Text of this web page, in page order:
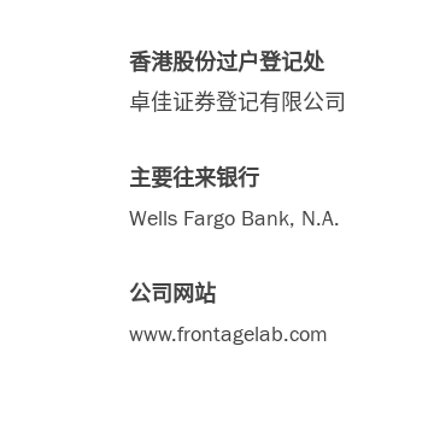
香港股份过户登记处
卓佳证券登记有限公司
主要往来银行
Wells Fargo Bank, N.A.
公司网站
www.frontagelab.com